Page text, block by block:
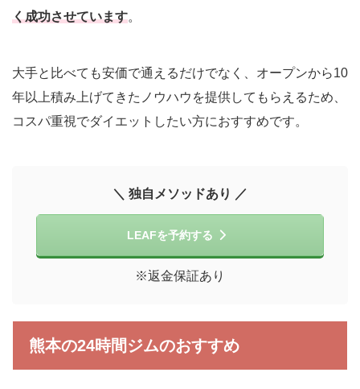
く成功させています。
大手と比べても安価で通えるだけでなく、オープンから10
年以上積み上げてきたノウハウを提供してもらえるため、
コスパ重視でダイエットしたい方におすすめです。
＼ 独自メソッドあり ／
LEAFを予約する
※返金保証あり
熊本の24時間ジムのおすすめ